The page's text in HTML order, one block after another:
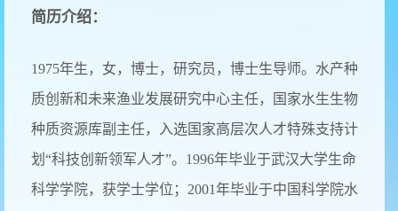
简历介绍：
1975年生，女，博士，研究员，博士生导师。水产种
质创新和未来渔业发展研究中心主任，国家水生生物
种质资源库副主任，入选国家高层次人才特殊支持计
划“科技创新领军人才”。1996年毕业于武汉大学生命
科学学院，获学士学位；2001年毕业于中国科学院水